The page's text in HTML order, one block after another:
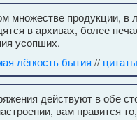
множестве продукции, в
в архивах, более
усопших.
лёгкость бытия //
действуют в обе
вам нравится